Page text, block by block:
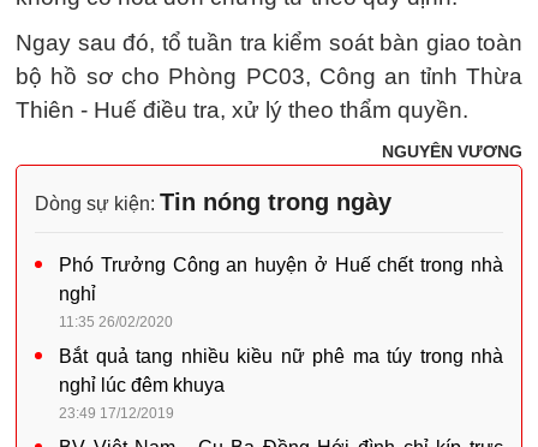
Ngay sau đó, tổ tuần tra kiểm soát bàn giao toàn
bộ hồ sơ cho Phòng PC03, Công an tỉnh Thừa
Thiên - Huế điều tra, xử lý theo thẩm quyền.
NGUYÊN VƯƠNG
Dòng sự kiện: Tin nóng trong ngày
Phó Trưởng Công an huyện ở Huế chết trong nhà
nghỉ
11:35 26/02/2020
Bắt quả tang nhiều kiều nữ phê ma túy trong nhà
nghỉ lúc đêm khuya
23:49 17/12/2019